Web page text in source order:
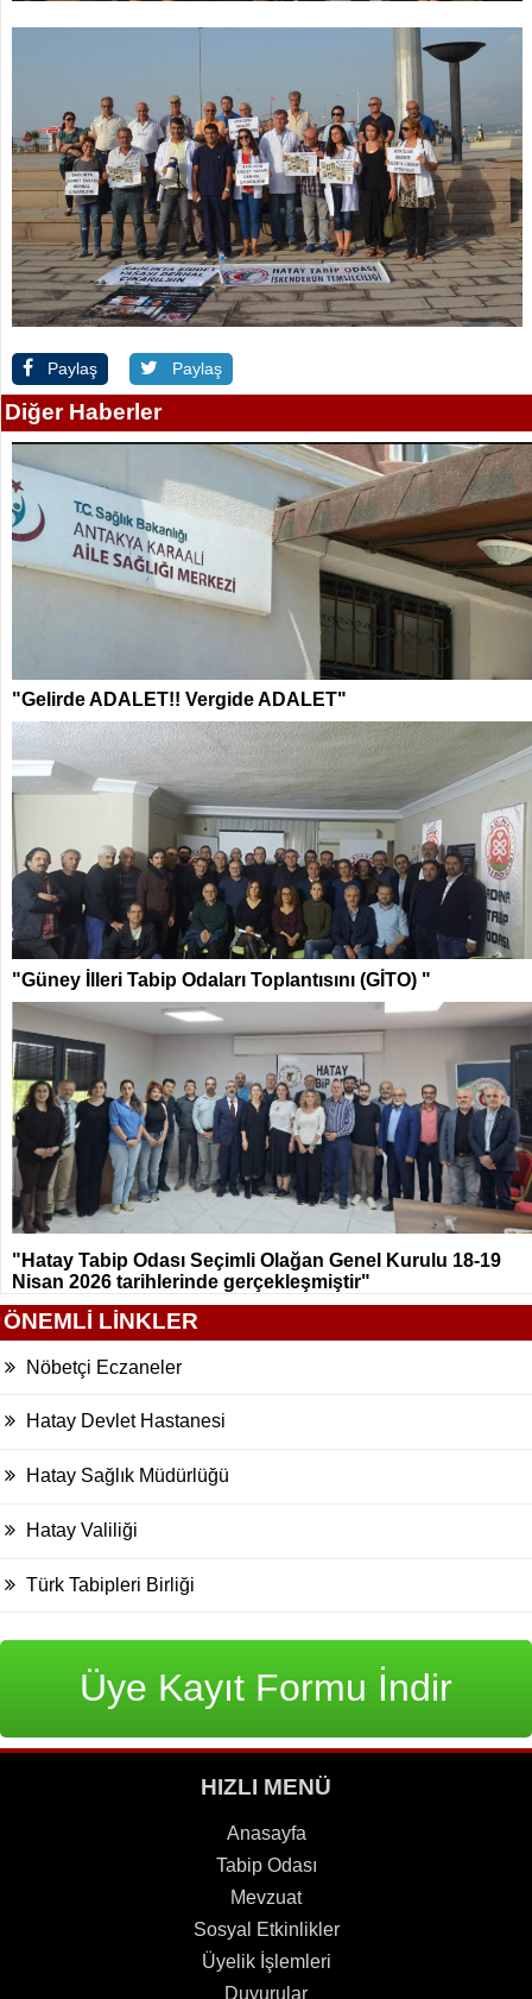
Paylaş Paylaş
Diğer Haberler
"Gelirde ADALET!! Vergide ADALET"
"Güney İlleri Tabip Odaları Toplantısını (GİTO) "
"Hatay Tabip Odası Seçimli Olağan Genel Kurulu 18-19
Nisan 2026 tarihlerinde gerçekleşmiştir"
ÖNEMLİ LİNKLER
Nöbetçi Eczaneler
Hatay Devlet Hastanesi
Hatay Sağlık Müdürlüğü
Hatay Valiliği
Türk Tabipleri Birliği
Üye Kayıt Formu İndir
HIZLI MENÜ
Anasayfa
Tabip Odası
Mevzuat
Sosyal Etkinlikler
Üyelik İşlemleri
Duyurular